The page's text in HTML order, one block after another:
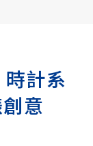
計系
創意